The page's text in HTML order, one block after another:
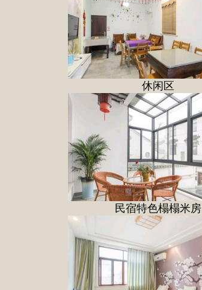
休闲区
民宿特色榻榻米房